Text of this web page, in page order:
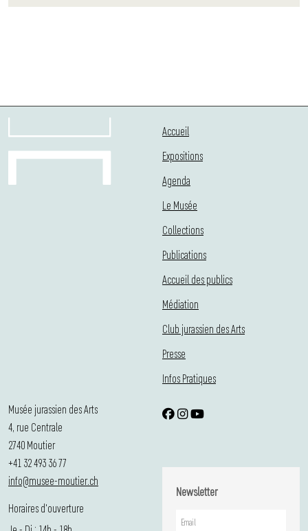
Accueil
Expositions
Agenda
Le Musée
Collections
Publications
Accueil des publics
Médiation
Club jurassien des Arts
Presse
Infos Pratiques
Musée jurassien des Arts
4, rue Centrale
2740 Moutier
+41 32 493 36 77
info@musee-moutier.ch
Horaires d'ouverture
Newsletter